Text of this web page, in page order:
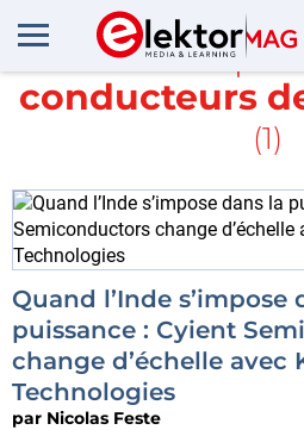
En savoir
conducteurs
(1)
Quand l’Inde s’impose
puissance : Cyient
change d’échelle avec
Technologies
par Nicolas Feste